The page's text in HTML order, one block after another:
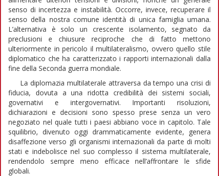
senso di incertezza e instabilità. Occorre, invece, recuperare il
senso della nostra comune identità di unica famiglia umana.
L’alternativa è solo un crescente isolamento, segnato da
preclusioni e chiusure reciproche che di fatto mettono
ulteriormente in pericolo il multilateralismo, ovvero quello stile
diplomatico che ha caratterizzato i rapporti internazionali dalla
fine della Seconda guerra mondiale.
La diplomazia multilaterale attraversa da tempo una crisi di
fiducia, dovuta a una ridotta credibilità dei sistemi sociali,
governativi e intergovernativi. Importanti risoluzioni,
dichiarazioni e decisioni sono spesso prese senza un vero
negoziato nel quale tutti i paesi abbiano voce in capitolo. Tale
squilibrio, divenuto oggi drammaticamente evidente, genera
disaffezione verso gli organismi internazionali da parte di molti
stati e indebolisce nel suo complesso il sistema multilaterale,
rendendolo sempre meno efficace nell’affrontare le sfide
globali.